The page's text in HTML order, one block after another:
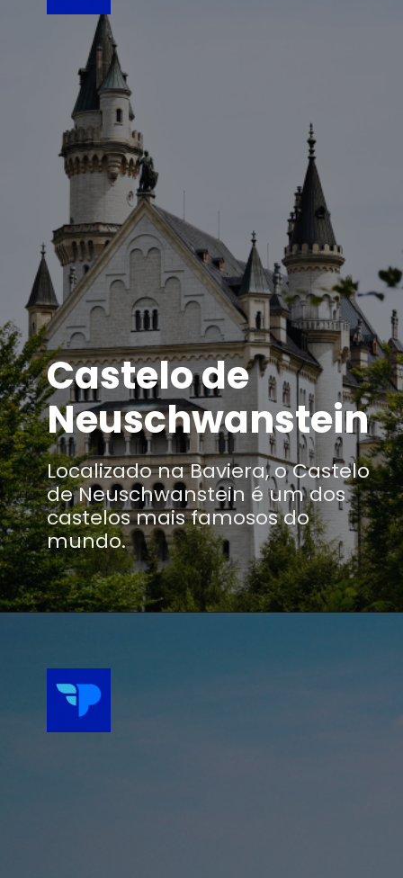
Castelo de
Neuschwanstein
Localizado na Baviera, o Castelo
de Neuschwanstein é um dos
castelos mais famosos do
mundo.